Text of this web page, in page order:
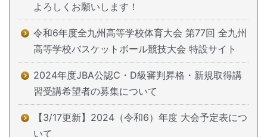
よろしくお願いします！
令和6年度全九州高等学校体育大会 第77回 全九州
高等学校バスケットボール競技大会 特設サイト
2024年度JBA公認C・D級審判昇格・新規取得講
習受講希望者の募集について
【3/17更新】2024（令和6）年度 大会予定表につ
いて